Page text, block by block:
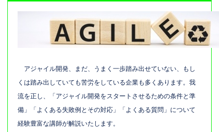
アジャイル開発、まだ、うまく一歩踏み出せていない、もし
くは踏み出していても苦労をしている企業も多くあります。我
流を正し、「アジャイル開発をスタートさせるための条件と準
備」「よくある失敗例とその対応」「よくある質問」について
経験豊富な講師が解説いたします。